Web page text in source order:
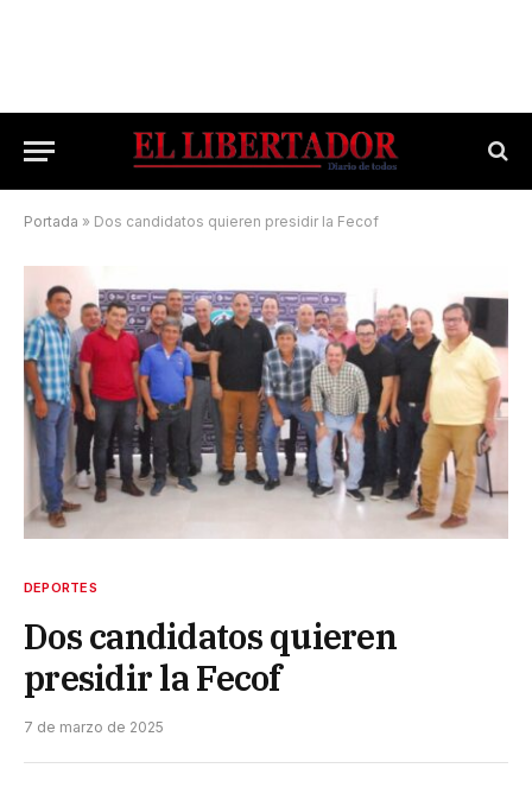
Portada » Dos candidatos quieren presidir la Fecof
DEPORTES
Dos candidatos quieren
presidir la Fecof
7 de marzo de 2025